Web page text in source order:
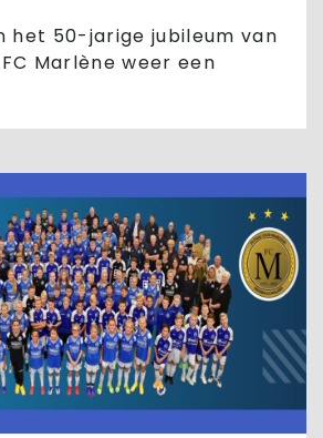
het 50-jarige jubileum van
Marlène weer een